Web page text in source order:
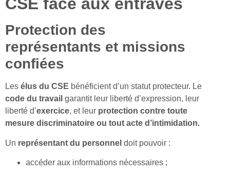
CSE face aux entraves
Protection des
représentants et missions
confiées
Les élus du CSE bénéficient d’un statut protecteur. Le
code du travail garantit leur liberté d’expression, leur
liberté d’exercice, et leur protection contre toute
mesure discriminatoire ou tout acte d’intimidation.
Un représentant du personnel doit pouvoir :
accéder aux informations nécessaires ;